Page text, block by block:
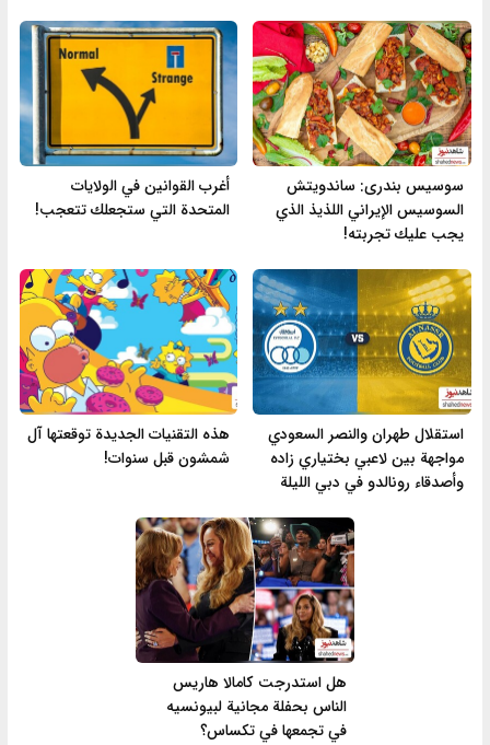
سوسیس بندری: ساندويتش
السوسيس الإيراني اللذيذ الذي
يجب عليك تجربته!
أغرب القوانين في الولايات
المتحدة التي ستجعلك تتعجب!
استقلال طهران والنصر السعودي
مواجهة بين لاعبي بختياري زاده
وأصدقاء رونالدو في دبي الليلة
هذه التقنيات الجديدة توقعتها آل
شمشون قبل سنوات!
هل استدرجت كامالا هاريس
الناس بحفلة مجانية لبيونسيه
في تجمعها في تكساس؟